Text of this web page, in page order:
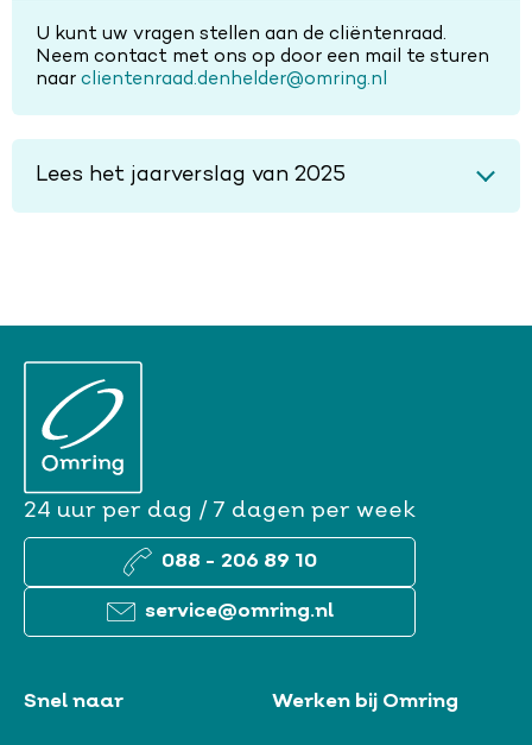
U kunt uw vragen stellen aan de cliëntenraad.
Neem contact met ons op door een mail te sturen
naar clientenraad.denhelder@omring.nl
Lees het jaarverslag van 2025
24 uur per dag / 7 dagen per week
088 - 206 89 10
service@omring.nl
Snel naar Werken bij Omring